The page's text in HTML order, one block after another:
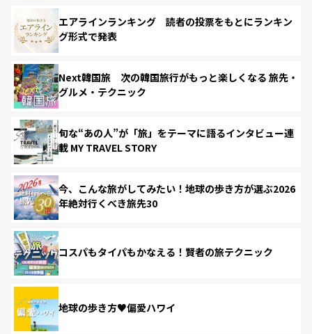
エアラインランキング 読者の投票をもとにランキン
グ形式で発表
Next韓国旅 次の韓国旅行がもっと楽しくなる 旅先・
グルメ・テクニック
旬な“あの人”が「旅」をテーマに語るインタビュー連
載 MY TRAVEL STORY
今、こんな旅がしてみたい！地球の歩き方が選ぶ2026
年絶対行くべき旅先30
コスパもタイパもかなえる！賢者の旅テクニック
地球の歩き方♥偏愛ハワイ